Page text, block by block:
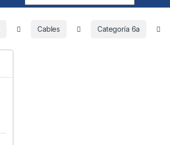
Cables Categoría 6a